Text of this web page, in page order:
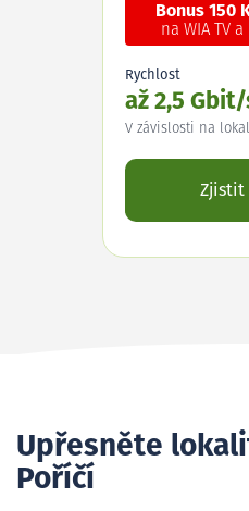
Bonus 150
na WIA TV
Rychlost
až 2,5
V závislosti na
Zjistit
Upřesněte
Poříčí